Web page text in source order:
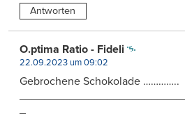
Antworten
O.ptima Ratio - Fideli
22.09.2023 um 09:02
Gebrochene Schokolade …………..